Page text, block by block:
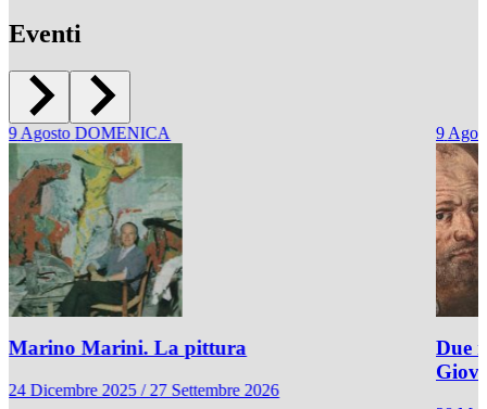
Eventi
9Agosto DOMENICA
Marino Marini. La pittura
24 Dicembre 2025 / 27 Settembre 2026
9
Due